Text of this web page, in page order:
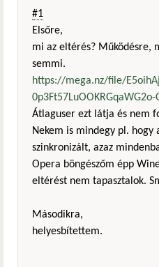
#1
Elsőre,
mi az eltérés? Működésre,
semmi.
https://mega.nz/file/
0p3Ft57LuOOKRGqaWG2o-
Átlaguser ezt látja és nem
Nekem is mindegy pl. hogy
szinkronizált, azaz
Opera böngészőm épp
eltérést nem tapasztalok.
Másodikra,
helyesbítettem.